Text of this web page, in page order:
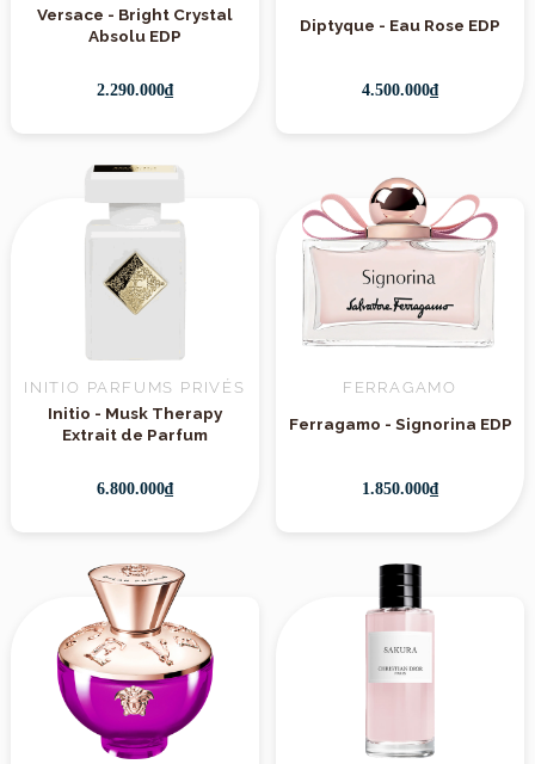
Versace - Bright Crystal
Absolu EDP
2.290.000₫
Diptyque - Eau Rose EDP
4.500.000₫
INITIO PARFUMS PRIVÉS
Initio - Musk Therapy
Extrait de Parfum
6.800.000₫
FERRAGAMO
Ferragamo - Signorina EDP
1.850.000₫